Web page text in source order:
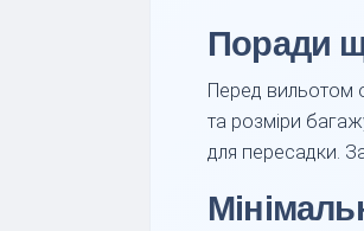
Поради
Перед вильотом
та розміри
для пересадки.